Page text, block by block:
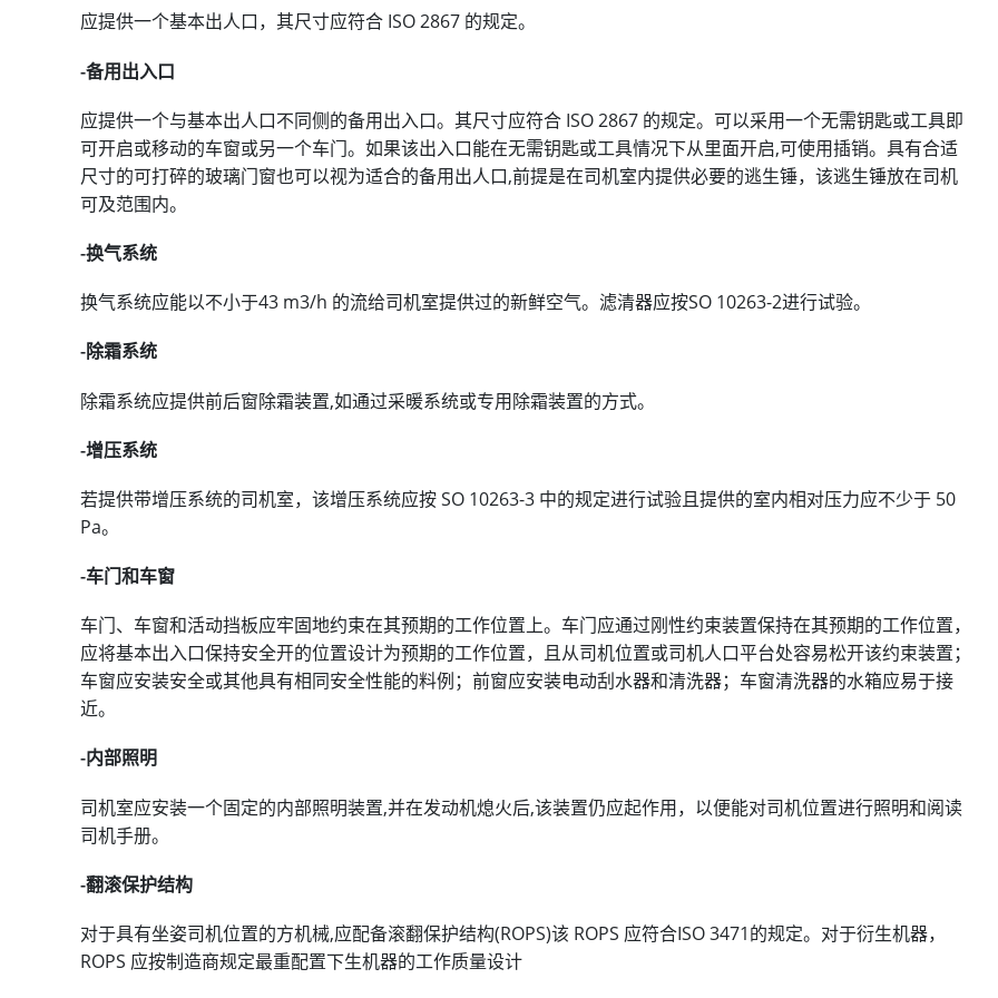
应提供一个基本出人口，其尺寸应符合 ISO 2867 的规定。
-备用出入口
应提供一个与基本出人口不同侧的备用出入口。其尺寸应符合 ISO 2867 的规定。可以采用一个无需钥匙或工具即
可开启或移动的车窗或另一个车门。如果该出入口能在无需钥匙或工具情况下从里面开启,可使用插销。具有合适
尺寸的可打碎的玻璃门窗也可以视为适合的备用出人口,前提是在司机室内提供必要的逃生锤，该逃生锤放在司机
可及范围内。
-换气系统
换气系统应能以不小于43 m3/h 的流给司机室提供过的新鲜空气。滤清器应按SO 10263-2进行试验。
-除霜系统
除霜系统应提供前后窗除霜装置,如通过采暖系统或专用除霜装置的方式。
-增压系统
若提供带增压系统的司机室，该增压系统应按 SO 10263-3 中的规定进行试验且提供的室内相对压力应不少于 50
Pa。
-车门和车窗
车门、车窗和活动挡板应牢固地约束在其预期的工作位置上。车门应通过刚性约束装置保持在其预期的工作位置，
应将基本出入口保持安全开的位置设计为预期的工作位置，且从司机位置或司机人口平台处容易松开该约束装置；
车窗应安装安全或其他具有相同安全性能的料例；前窗应安装电动刮水器和清洗器；车窗清洗器的水箱应易于接
近。
-内部照明
司机室应安装一个固定的内部照明装置,并在发动机熄火后,该装置仍应起作用，以便能对司机位置进行照明和阅读
司机手册。
-翻滚保护结构
对于具有坐姿司机位置的方机械,应配备滚翻保护结构(ROPS)该 ROPS 应符合ISO 3471的规定。对于衍生机器，
ROPS 应按制造商规定最重配置下生机器的工作质量设计